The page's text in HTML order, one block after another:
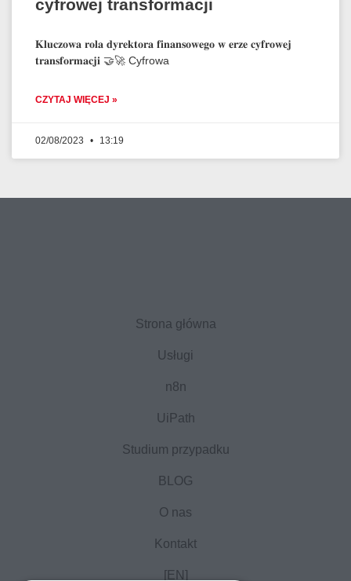
cyfrowej transformacji
𝐊𝐥𝐮𝐜𝐳𝐨𝐰𝐚 𝐫𝐨𝐥𝐚 𝐝𝐲𝐫𝐞𝐤𝐭𝐨𝐫𝐚 𝐟𝐢𝐧𝐚𝐧𝐬𝐨𝐰𝐞𝐠𝐨 𝐰 𝐞𝐫𝐳𝐞 𝐜𝐲𝐟𝐫𝐨𝐰𝐞𝐣
𝐭𝐫𝐚𝐧𝐬𝐟𝐨𝐫𝐦𝐚𝐜𝐣𝐢 🤝🚀 Cyfrowa
CZYTAJ WIĘCEJ »
02/08/2023 13:19
Strona główna
Usługi
n8n
UiPath
Studium przypadku
BLOG
O nas
Kontakt
[EN]